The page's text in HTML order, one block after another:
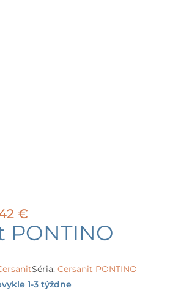
€
range:
22,37 €
33,42 €
PONTINO
Séria: Cersanit PONTINO
1-3 týždne